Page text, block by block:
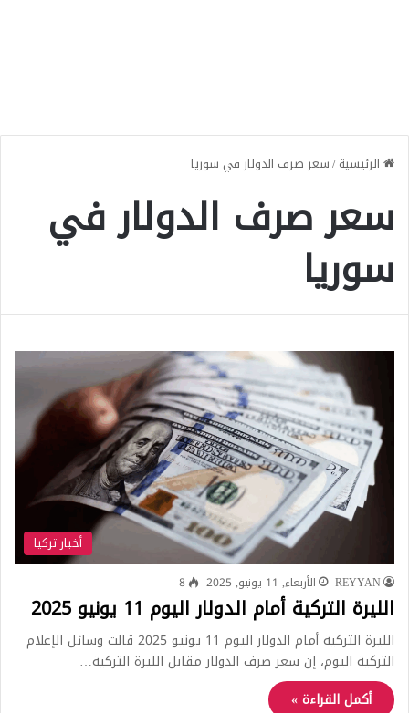
الرئيسية/سعر صرف الدولار في سوريا
سعر صرف الدولار في
سوريا
أخبار تركيا
REYYAN الأربعاء, 11 يونيو, 2025 8
الليرة التركية أمام الدولار اليوم 11 يونيو 2025
الليرة التركية أمام الدولار اليوم 11 يونيو 2025 قالت وسائل الإعلام
التركية اليوم، إن سعر صرف الدولار مقابل الليرة التركية…
أكمل القراءة »